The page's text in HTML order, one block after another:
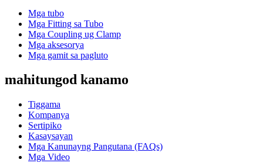
Mga tubo
Mga Fitting sa Tubo
Mga Coupling ug Clamp
Mga aksesorya
Mga gamit sa pagluto
mahitungod kanamo
Tiggama
Kompanya
Sertipiko
Kasaysayan
Mga Kanunayng Pangutana (FAQs)
Mga Video